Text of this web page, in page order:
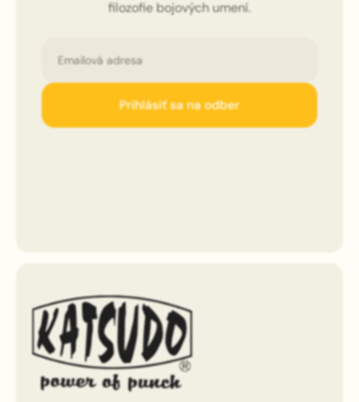
filozofie bojových umení.
Prihlásiť sa na odber